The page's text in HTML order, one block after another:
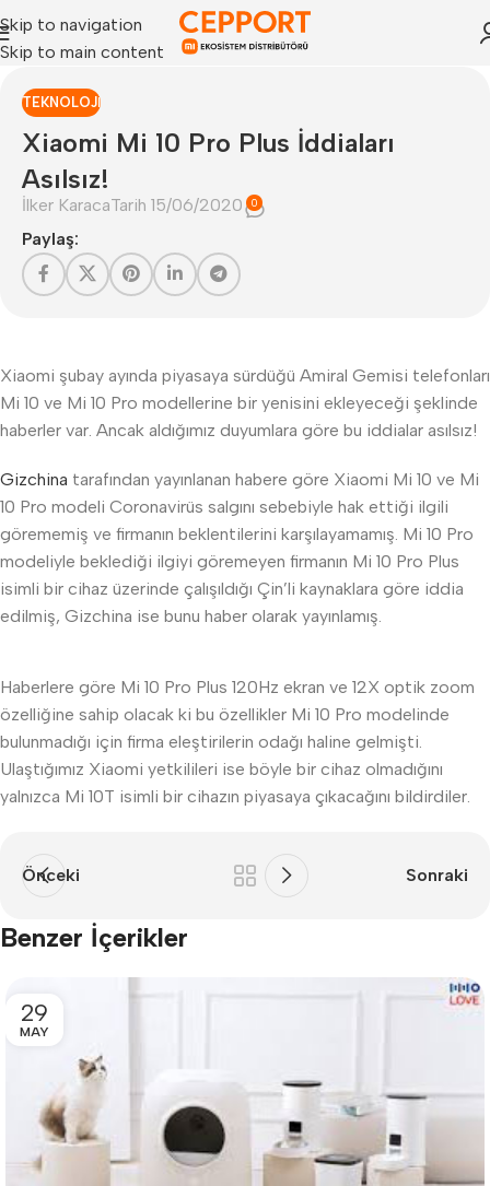
Skip to navigation
Skip to main content
TEKNOLOJI
Xiaomi Mi 10 Pro Plus İddiaları
Asılsız!
İlker KaracaTarih 15/06/2020 0
Paylaş:
Xiaomi şubay ayında piyasaya sürdüğü Amiral Gemisi telefonları
Mi 10 ve Mi 10 Pro modellerine bir yenisini ekleyeceği şeklinde
haberler var. Ancak aldığımız duyumlara göre bu iddialar asılsız!
Gizchina tarafından yayınlanan habere göre Xiaomi Mi 10 ve Mi
10 Pro modeli Coronavirüs salgını sebebiyle hak ettiği ilgili
görememiş ve firmanın beklentilerini karşılayamamış. Mi 10 Pro
modeliyle beklediği ilgiyi göremeyen firmanın Mi 10 Pro Plus
isimli bir cihaz üzerinde çalışıldığı Çin’li kaynaklara göre iddia
edilmiş, Gizchina ise bunu haber olarak yayınlamış.
Haberlere göre Mi 10 Pro Plus 120Hz ekran ve 12X optik zoom
özelliğine sahip olacak ki bu özellikler Mi 10 Pro modelinde
bulunmadığı için firma eleştirilerin odağı haline gelmişti.
Ulaştığımız Xiaomi yetkilileri ise böyle bir cihaz olmadığını
yalnızca Mi 10T isimli bir cihazın piyasaya çıkacağını bildirdiler.
Önceki Sonraki
Benzer İçerikler
29
MAY